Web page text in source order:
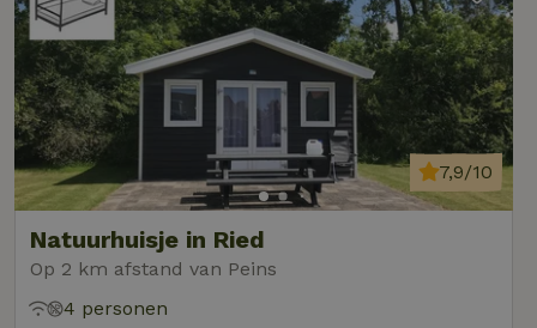
Natuurhuisje in Ried
Op 2 km afstand van Peins
7,9/10
4 personen